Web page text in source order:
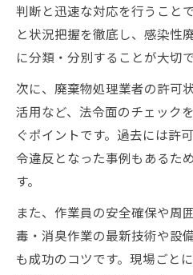
判断と迅速な対応を行うこと
と状況把握を徹底し、感染性
に分類・分別することが大切で
次に、廃棄物処理業者の許可
活用など、法令面のチェック
ぐポイントです。過去には許
令違反となった事例もあるた
す。
また、作業員の安全確保や周
毒・消臭作業の最新技術や設
も成功のコツです。現場ごと